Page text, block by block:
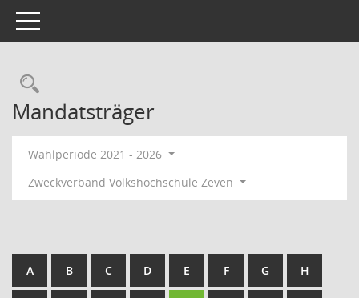
Toggle navigation
Rechercheauswahl
Mandatsträger
Wahlperiode 2021 - 2026
Zweckverband Volkshochschule Zeven
A B C D E F G H